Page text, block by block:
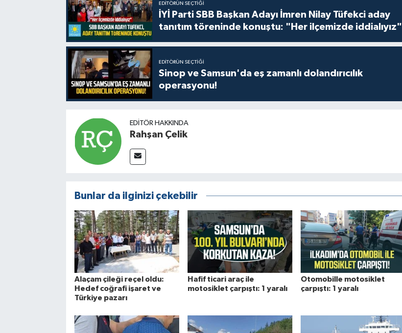
EDITÖRÜN SEÇTIĞI
İYİ Parti SBB Başkan Adayı İmren Nilay Tüfekci aday
tanıtım töreninde konuştu: "Her ilçemizde iddialıyız"
EDITÖRÜN SEÇTIĞI
Sinop ve Samsun'da eş zamanlı dolandırıcılık
operasyonu!
EDITÖR HAKKINDA
Rahşan Çelik
Bunlar da ilginizi çekebilir
Alaçam çileği reçel oldu:
Hedef coğrafi işaret ve
Türkiye pazarı
Hafif ticari araç ile
motosiklet çarpıştı: 1 yaralı
Otomobille motosiklet
çarpıştı: 1 yaralı